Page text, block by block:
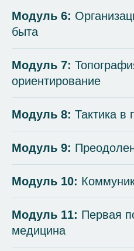
Модуль 6:
быта
Модуль 7:
ориентирование
Модуль 8: Тактика в
Модуль 9:
Модуль 10:
Модуль 11: Первая
медицина